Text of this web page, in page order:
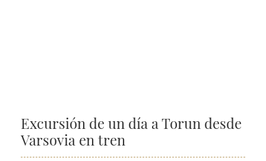
Excursión de un día a Torun desde
Varsovia en tren